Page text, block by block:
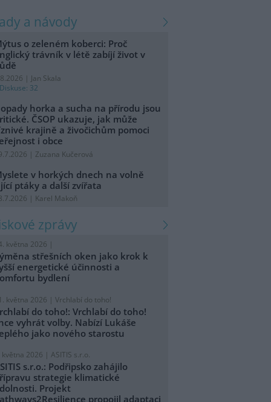
a návody
o zeleném koberci: Proč
trávník v létě zabíjí život v
| Jan Skala
Diskuse: 32
horka a sucha na přírodu jsou
ČSOP ukazuje, jak může
krajině a živočichům pomoci
i obce
| Zuzana Kučerová
v horkých dnech na volně
ptáky a další zvířata
| Karel Makoň
zprávy
května 2026 |
střešních oken jako krok k
energetické účinnosti a
bydlení
května 2026 | Vrchlabí do toho!
do toho!: Vrchlabí do toho!
vyhrát volby. Nabízí Lukáše
jako nového starostu
května 2026 | ASITIS s.r.o.
s.r.o.: Podřipsko zahájilo
strategie klimatické
Projekt
propojil adaptaci